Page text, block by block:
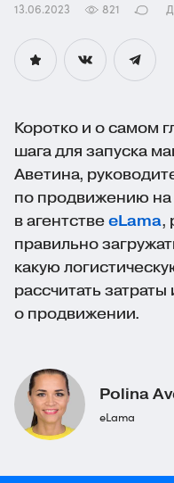
13.06.2023 821
Коротко и о самом
шага для запуска
Аветина,
по продвижению на
в агентстве eLama,
правильно
какую
рассчитать
о продвижении.
Polina
eLama